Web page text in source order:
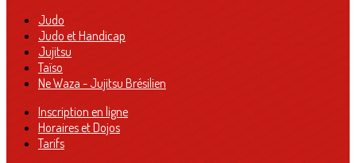
Judo
Judo et Handicap
Jujitsu
Taïso
Ne Waza - Jujitsu Brésilien
Inscription en ligne
Horaires et Dojos
Tarifs